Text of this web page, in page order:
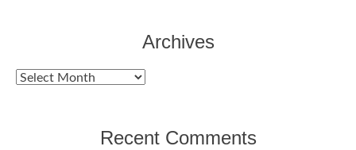
Archives
Archives
Recent Comments